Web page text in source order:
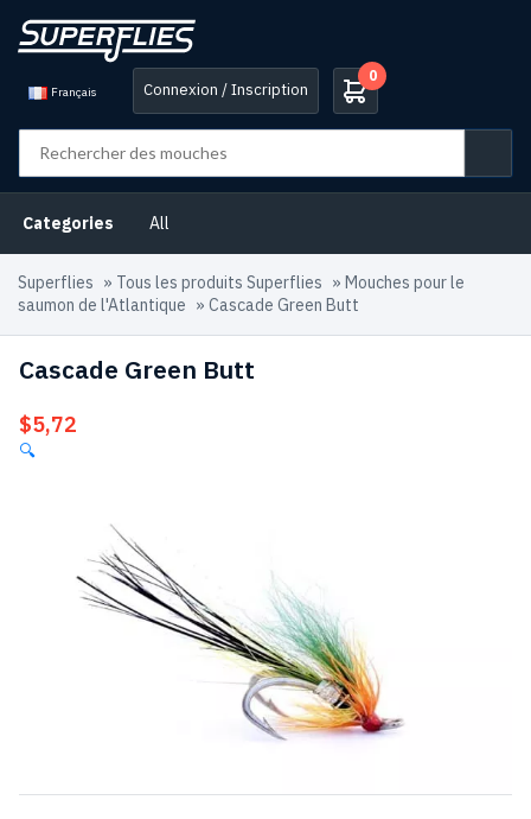
Français Connexion / Inscription
0
Categories All
Superflies » Tous les produits Superflies » Mouches pour le
saumon de l'Atlantique » Cascade Green Butt
Cascade Green Butt
$5,72
🔍